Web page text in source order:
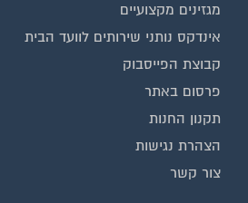
מגזינים מקצועיים
אינדקס נותני שירותים לוועד הבית
קבוצת הפייסבוק
פרסום באתר
תקנון החנות
הצהרת נגישות
צור קשר